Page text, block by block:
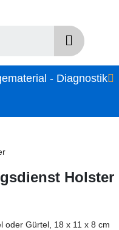
- Diagnostik
Holster
oder Gürtel, 18 x 11 x 8 cm